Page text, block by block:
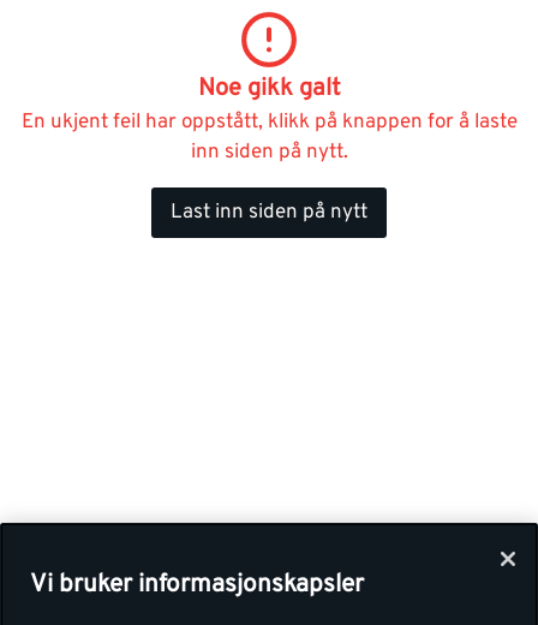
Noe gikk galt
En ukjent feil har oppstått, klikk på knappen for å laste
inn siden på nytt.
Last inn siden på nytt
Vi bruker informasjonskapsler